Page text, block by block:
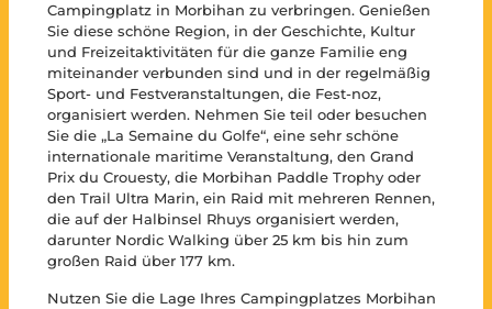
Campingplatz in Morbihan zu verbringen. Genießen
Sie diese schöne Region, in der Geschichte, Kultur
und Freizeitaktivitäten für die ganze Familie eng
miteinander verbunden sind und in der regelmäßig
Sport- und Festveranstaltungen, die Fest-noz,
organisiert werden. Nehmen Sie teil oder besuchen
Sie die „La Semaine du Golfe“, eine sehr schöne
internationale maritime Veranstaltung, den Grand
Prix du Crouesty, die Morbihan Paddle Trophy oder
den Trail Ultra Marin, ein Raid mit mehreren Rennen,
die auf der Halbinsel Rhuys organisiert werden,
darunter Nordic Walking über 25 km bis hin zum
großen Raid über 177 km.
Nutzen Sie die Lage Ihres Campingplatzes Morbihan